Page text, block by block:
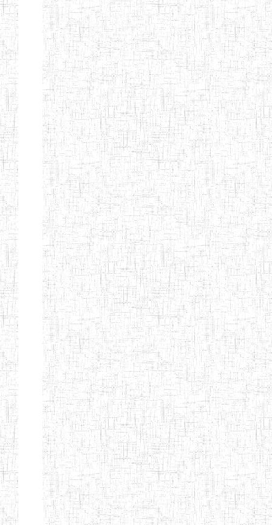
COLLEGE
"K.T.T.C NDOP"
ENIEG PRIVEE
BILINGUE
LAIQUE LES
PERFORMANCES
PEDAGOGIQUES
01/09/2015 ENIEG
ENIEG DU HAUT
NKAM
12/08/2013 ENIEG
ENIEG BILINGUE
DE L'IPEP DE
BANDJOUN
05/09/2003 ENIEG
ENIEG PRIVEE
NANFAH
07/09/2012 ENIEG
ENPIEG TERESA
JANE
14/03/2014 ENIEG
ENIEG
MODERNE
SAINTE MARIE
04/08/2010 ENIEG
ENIEG PRIVEE
BILINGUE LES
BOSONS
04/08/2010 ENIEG
ENIEG BILINGUE
01/08/2014 ENIEG